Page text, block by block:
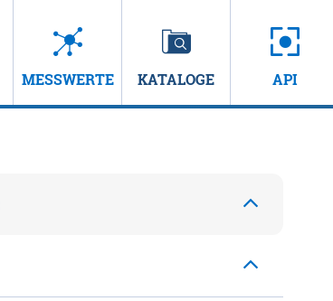
MESSWERTE KATALOGE API